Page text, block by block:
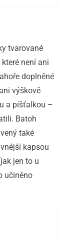
tvarované
není ani
doplněné
výškově
a píšťalkou –
Batoh
také
kapsou
jen to u
učiněno